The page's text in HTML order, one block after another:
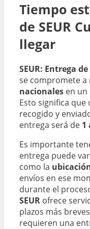
Tiempo
de SEUR
llegar
SEUR: Entrega
se compromete a
nacionales en un
Esto significa que
recogido y
entrega será de 1
Es importante
entrega puede
como la
envíos en ese
durante el
SEUR ofrece
plazos más
requieren una